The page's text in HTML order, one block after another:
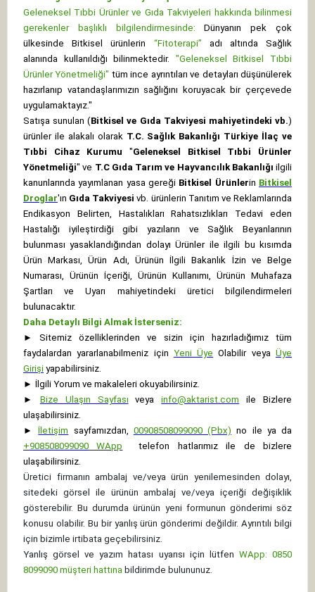
Geleneksel Tıbbi Ürünler ve Gıda Takviyeleri hakkında bilinmesi
gerekenler başlıklı bilgilendirmesinde:
Dünyanın pek çok
ülkesinde Bitkisel ürünlerin “Fitoterapi” adı altında Sağlık
alanında kullanıldığı bilinmektedir. "Geleneksel Bitkisel Tıbbi
Ürünler Yönetmeliği" tüm ince ayrıntıları ve detayları düşünülerek
hazırlanıp vatandaşlarımızın sağlığını koruyacak bir çerçevede
uygulamaktayız."
Satışa sunulan (Bitkisel ve Gıda Takviyesi mahiyetindeki vb.)
ürünler ile alakalı olarak T.C. Sağlık Bakanlığı Türkiye İlaç ve
Tıbbi Cihaz Kurumu "Geleneksel Bitkisel Tıbbi Ürünler
Yönetmeliği" ve T.C Gıda Tarım ve Hayvancılık Bakanlığı ilgili
kanunlarında yayımlanan yasa gereği Bitkisel Ürünlerin Bitkisel
Droglar'ın Gıda Takviyesi vb. ürünlerin Tanıtım ve Reklamlarında
Endikasyon Belirten, Hastalıkları Rahatsızlıkları Tedavi eden
Hastalığı iyileştirdiği gibi yazıların ve Sağlık Beyanlarının
bulunması yasaklandığından dolayı Ürünler ile ilgili bu kısımda
Ürün Markası, Ürün Adı, Ürünün İlgili Bakanlık İzin ve Belge
Numarası, Ürünün İçeriği, Ürünün Kullanımı, Ürünün Muhafaza
Şartları ve Uyarı mahiyetindeki üretici bilgilendirmeleri
bulunacaktır.
Daha Detaylı Bilgi Almak İsterseniz:
►
Sitemiz özelliklerinden ve sizin için hazırladığımız tüm
faydalardan yararlanabilmeniz için Yeni Üye Olabilir veyaÜye
Girişi yapabilirsiniz.
► İlgili Yorum ve makaleleri okuyabilirsiniz.
►
Bize Ulaşın Sayfası veya info@aktarist.com
ile Bizlere
ulaşabilirsiniz.
►
İletişim sayfamızdan, 00908508099090 (Pbx) no ile ya da
+908508099090 WApp
telefon hatlarımız ile de bizlere
ulaşabilirsiniz.
Üretici firmanın ambalaj ve/veya ürün yenilemesinden dolayı,
sitedeki görsel ile ürünün ambalaj ve/veya içeriği değişiklik
gösterebilir. Bu durumda ürünün yeni formunun gönderimi söz
konusu olabilir. Bu bir yanlış ürün gönderimi değildir. Ayrıntılı bilgi
için bizimle irtibata geçebilirsiniz.
Yanlış görsel ve yazım hatası uyarısı için lütfen WApp: 0850
8099090 müşteri hattına bildirimde bulununuz.